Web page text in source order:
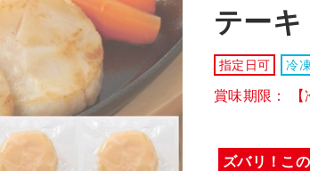
テーキ
指定日可 冷凍
賞味期限： 【
ズバリ！こ